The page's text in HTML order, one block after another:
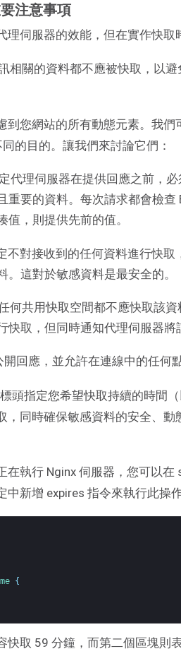
注意事項
理伺服器的效能，但在實作快取
相關的資料都不應被快取，以
到您網站的所有動態元素。我們
的目的。讓我們來討論它們：
代理伺服器在提供回應之前，
重要的資料。每次請求都會檢
值，則提供先前的值。
不對接收到的任何資料進行快
。這對於敏感資料是最安全的。
何共用快取空間都不應快取該
快取，但同時通知代理伺服器
開回應，並允許在連線中的任何
頭指定您希望快取持續的時間
，同時確保敏感資料的安全、
在執行 Nginx 伺服器，您可以
中新增 expires 指令來執行此操
me
{
快取 59 分鐘，而第二個區塊則